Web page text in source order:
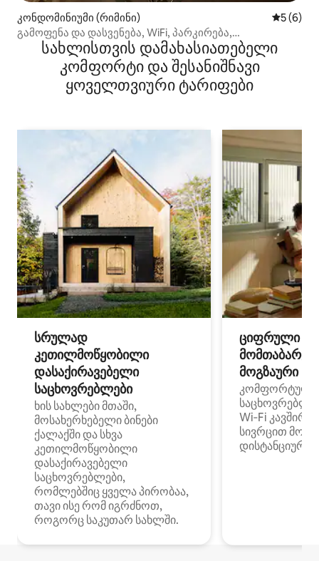
კონდომინიუმი (რიმინი) საშუალო
5 (6)
გამოფენა და დასვენება, WiFi, პარკირება,
კონდიციონერი, ზღვის ხედი
სახლისთვის დამახასიათებელი
კომფორტი და შესანიშნავი
ყოველთვიური ტარიფები
სრულად
კეთილმოწყობილი
დასაქირავებელი
საცხოვრებლები
ხის სახლები მთაში,
მოსახერხებელი ბინები
ქალაქში და სხვა
კეთილმოწყობილი
დასაქირავებელი
საცხოვრებლები,
რომლებშიც ყველა პირობაა,
თავი ისე რომ იგრძნოთ,
როგორც საკუთარ სახლში.
ციფრული
მოგზაური
კომფორტული
Wi‑Fi
სივრცით
დისტანციური